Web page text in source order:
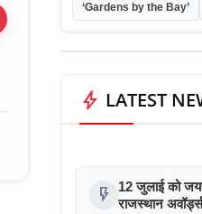
‘Gardens by the Bay’
bolt LATEST
flash_on
12 जुलाई को
राजस्थान अवॉर्ड्स